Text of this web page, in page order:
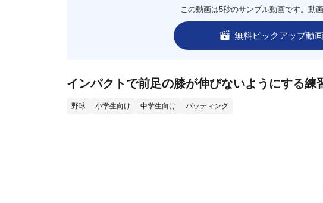
この動画は5秒のサンプル動画です。動
無料ピックアップ動
インパクトで前足の膝が伸びないようにする練
野球 小学生向け 中学生向け バッティング